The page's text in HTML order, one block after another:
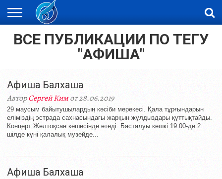
ЖАҢАЛЫҚТАР
НОВОСТИ
ВИДЕО
ФОТОРЕПОРТАЖИ
ОРКЕН
ВСЕ ПУБЛИКАЦИИ ПО ТЕГУ
"АФИША"
Афиша Балхаша
АвторСергей Кимот 28.06.2019
29 маусым байытушылардың кәсіби мерекесі. Қала тұрғындарын
еліміздің эстрада сахнасындағы жарқын жұлдыздары құттықтайды.
Концерт Желтоқсан көшесінде өтеді. Басталуы кешкі 19.00-де 2
шілде күні қалалық музейде...
Афиша Балхаша